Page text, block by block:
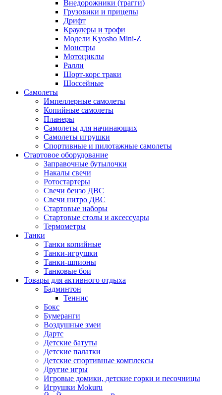
Внедорожники (трагги)
Грузовики и прицепы
Дрифт
Краулеры и трофи
Модели Kyosho Mini-Z
Монстры
Мотоциклы
Ралли
Шорт-корс траки
Шоссейные
Самолеты
Импеллерные самолеты
Копийные самолеты
Планеры
Самолеты для начинающих
Самолеты игрушки
Спортивные и пилотажные самолеты
Стартовое оборудование
Заправочные бутылочки
Накалы свечи
Ротостартеры
Свечи бензо ДВС
Свечи нитро ДВС
Стартовые наборы
Стартовые столы и аксессуары
Термометры
Танки
Танки копийные
Танки-игрушки
Танки-шпионы
Танковые бои
Товары для активного отдыха
Бадминтон
Теннис
Бокс
Бумеранги
Воздушные змеи
Дартс
Детские батуты
Детские палатки
Детские спортивные комплексы
Другие игры
Игровые домики, детские горки и песочницы
Игрушки Mokuru